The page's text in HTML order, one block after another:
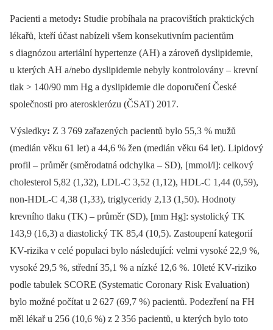
Pacienti a metody: Studie probíhala na pracovištích praktických
lékařů, kteří účast nabízeli všem konsekutivním pacientům
s diagnózou arteriální hypertenze (AH) a zároveň dys­lipidemie,
u kterých AH a/nebo dyslipidemie nebyly kontrolovány –⁠ krevní
tlak > 140/90 mm Hg a dyslipidemie dle doporučení České
společnosti pro aterosklerózu (ČSAT) 2017.
Výsledky: Z 3 769 zařazených pacientů bylo 55,3 % mužů
(medián věku 61 let) a 44,6 % žen (medián věku 64 let). Lipidový
profil –⁠ průměr (směrodatná odchylka –⁠ SD), [mmol/l]: celkový
cholesterol 5,82 (1,32), LDL-C 3,52 (1,12), HDL-C 1,44 (0,59),
non-HDL-C 4,38 (1,33), triglyceridy 2,13 (1,50). Hodnoty
krevního tlaku (TK) –⁠ průměr (SD), [mm Hg]: systolický TK
143,9 (16,3) a diastolický TK 85,4 (10,5). Zastoupení kategorií
KV-rizika v celé populaci bylo následující: velmi vysoké 22,9 %,
vysoké 29,5 %, střední 35,1 % a nízké 12,6 %. 10leté KV-riziko
podle tabulek SCORE (Systematic Coronary Risk Evaluation)
bylo možné počítat u 2 627 (69,7 %) pacientů. Podezření na FH
měl lékař u 256 (10,6 %) z 2 356 pacientů, u kterých bylo toto